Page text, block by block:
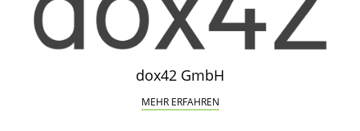
dox42 GmbH
MEHR ERFAHREN